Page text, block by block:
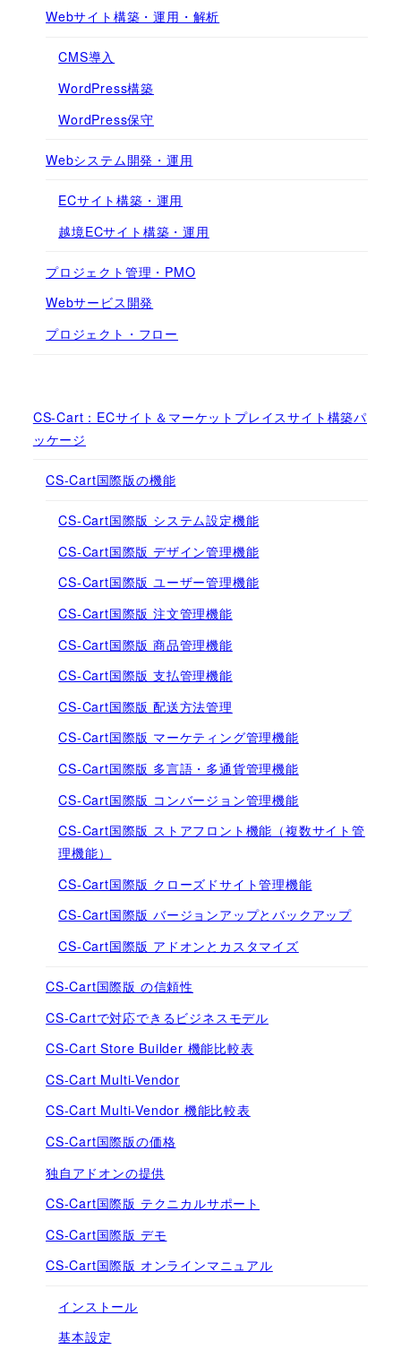
Webサイト構築・運用・解析
CMS導入
WordPress構築
WordPress保守
Webシステム開発・運用
ECサイト構築・運用
越境ECサイト構築・運用
プロジェクト管理・PMO
Webサービス開発
プロジェクト・フロー
CS-Cart：ECサイト＆マーケットプレイスサイト構築パ
ッケージ
CS-Cart国際版の機能
CS-Cart国際版 システム設定機能
CS-Cart国際版 デザイン管理機能
CS-Cart国際版 ユーザー管理機能
CS-Cart国際版 注文管理機能
CS-Cart国際版 商品管理機能
CS-Cart国際版 支払管理機能
CS-Cart国際版 配送方法管理
CS-Cart国際版 マーケティング管理機能
CS-Cart国際版 多言語・多通貨管理機能
CS-Cart国際版 コンバージョン管理機能
CS-Cart国際版 ストアフロント機能（複数サイト管
理機能）
CS-Cart国際版 クローズドサイト管理機能
CS-Cart国際版 バージョンアップとバックアップ
CS-Cart国際版 アドオンとカスタマイズ
CS-Cart国際版 の信頼性
CS-Cartで対応できるビジネスモデル
CS-Cart Store Builder 機能比較表
CS-Cart Multi-Vendor
CS-Cart Multi-Vendor 機能比較表
CS-Cart国際版の価格
独自アドオンの提供
CS-Cart国際版 テクニカルサポート
CS-Cart国際版 デモ
CS-Cart国際版 オンラインマニュアル
インストール
基本設定